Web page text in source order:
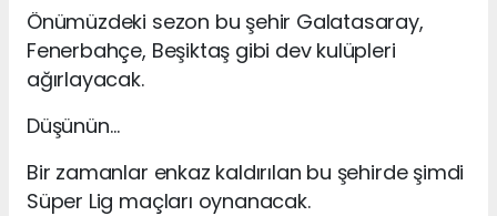
Önümüzdeki sezon bu şehir Galatasaray,
Fenerbahçe, Beşiktaş gibi dev kulüpleri
ağırlayacak.
Düşünün…
Bir zamanlar enkaz kaldırılan bu şehirde şimdi
Süper Lig maçları oynanacak.